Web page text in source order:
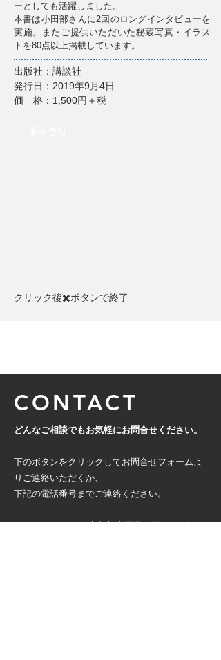
ーとしても活躍しました。
本書は小田部さんに2回のロングインタビューを
実施。またご提供いただいた秘蔵写真・イラス
トを80点以上掲載しています。
出版社：講談社
発行日：2019年9月4日
価 格：1,500円＋税
クリック後✖️ボタンで終了​
CONTACT
どんなご相談でもお気軽にお問合せください。
下のボタンをクリックしてお問合せフォームよ
りご連絡いただくか、
下記の電話番号までご連絡ください。
〒162－0042 東京都新宿区早稲田町74ビュー